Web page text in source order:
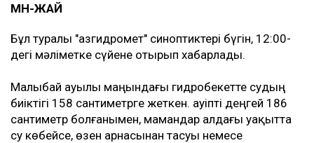
МӘН-ЖАЙ
Бұл туралы "Қазгидромет" синоптиктері бүгін, 12:00-
дегі мәліметке сүйене отырып хабарлады.
Малыбай ауылы маңындағы гидробекетте судың
биіктігі 158 сантиметрге жеткен. Қауіпті деңгей 186
сантиметр болғанымен, мамандар алдағы уақытта
су көбейсе, өзен арнасынан тасуы немесе